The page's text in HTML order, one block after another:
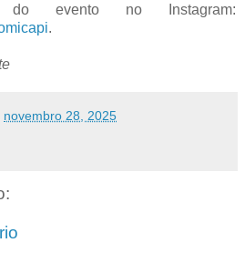
evento no Instagram:
.
novembro 28, 2025